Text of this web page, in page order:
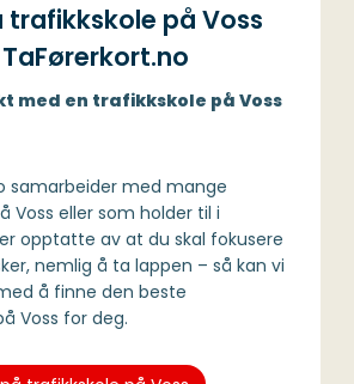
trafikkskole på Voss
med en trafikkskole på Voss
samarbeider med mange
Voss eller som holder til i
opptatte av at du skal fokusere
nemlig å ta lappen – så kan vi
å finne den beste
Voss for deg.